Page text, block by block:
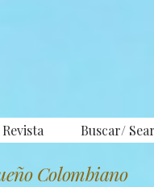
Revista Buscar/
Colombiano